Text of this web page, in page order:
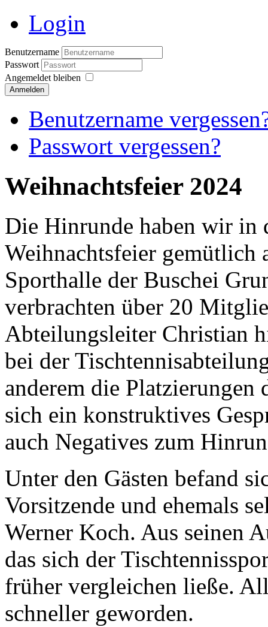
Login
Benutzername
Passwort
Angemeldet bleiben
Anmelden
Benutzername
Passwort vergessen?
Weihnachtsfeier 2024
Die Hinrunde haben wir in
Weihnachtsfeier gemütlich
Sporthalle der Buschei
verbrachten über 20
Abteilungsleiter Christian
bei der
anderem die Platzierungen
sich ein konstruktives
auch Negatives zum
Unter den Gästen befand
Vorsitzende und ehemals
Werner Koch. Aus seinen
das sich der
früher vergleichen ließe.
schneller geworden.